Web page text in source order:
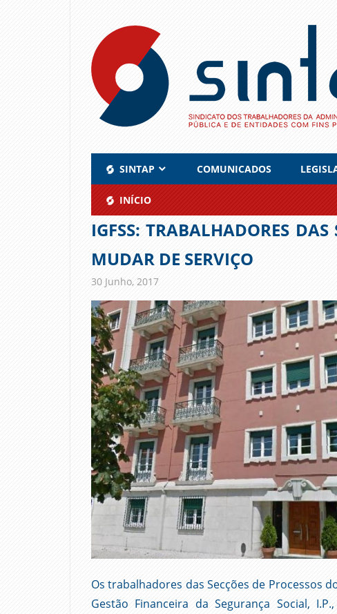
content
SINTAP COMUNICADOS
INÍCIO
IGFSS: TRABALHADORES DAS
MUDAR DE SERVIÇO
30 Junho, 2017
Os trabalhadores das Secções de Processos
Gestão Financeira da Segurança Social,